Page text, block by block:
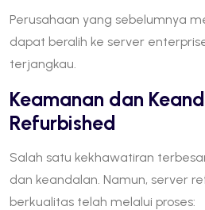
Perusahaan yang sebelumnya
dapat beralih ke server
terjangkau.
Keamanan dan
Refurbished
Salah satu kekhawatiran
dan keandalan. Namun, server
berkualitas telah melalui proses: